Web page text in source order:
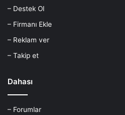
– Destek Ol
– Firmanı Ekle
– Reklam ver
– Takip et
Dahası
– Forumlar